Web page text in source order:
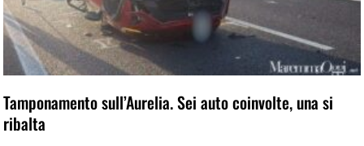
Tamponamento sull’Aurelia. Sei auto coinvolte, una si
ribalta